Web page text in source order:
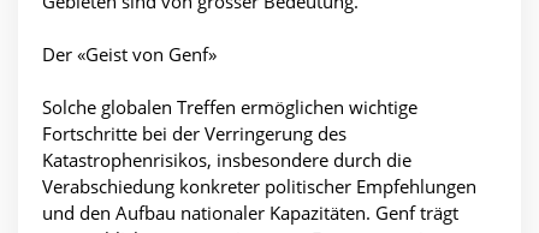
Der «Geist von Genf»
Solche globalen Treffen ermöglichen wichtige
Fortschritte bei der Verringerung des
Katastrophenrisikos, insbesondere durch die
Verabschiedung konkreter politischer Empfehlungen
und den Aufbau nationaler Kapazitäten. Genf trägt